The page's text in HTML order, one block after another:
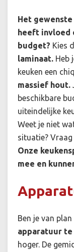
Het
heeft invloed
budget? Kies
laminaat. Heb
keuken een
massief hout.
beschikbare
uiteindelijke
Weet je niet
situatie?
Onze
mee en
Ben je van
apparatuur te
hoger. De